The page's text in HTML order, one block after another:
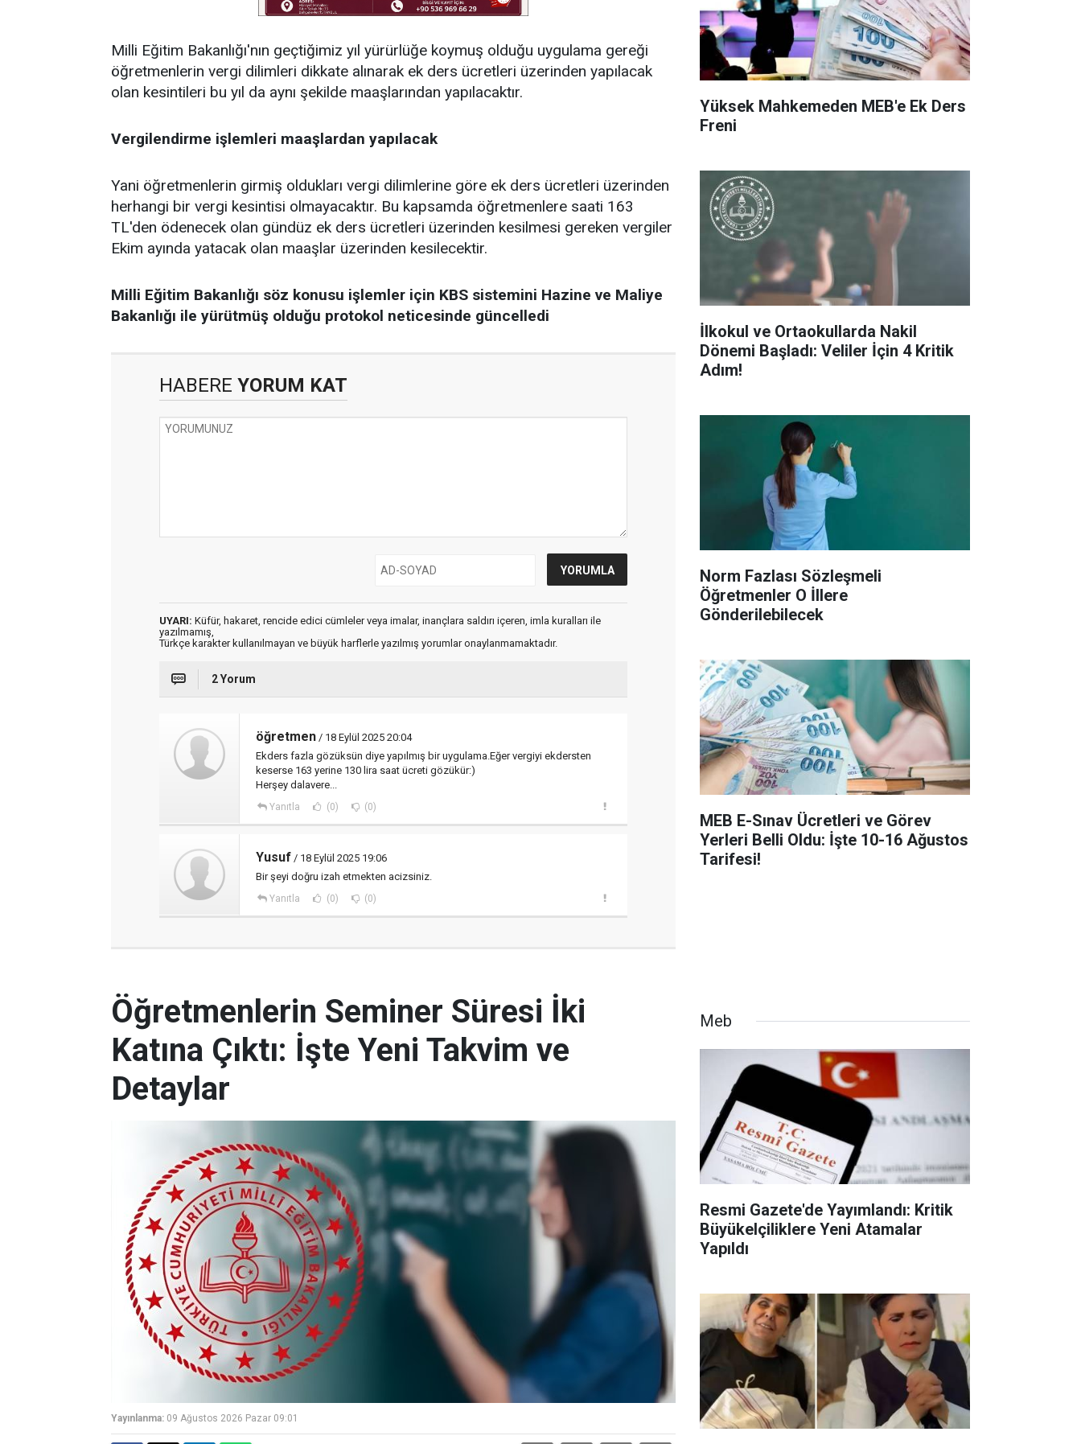
Milli Eğitim Bakanlığı'nın geçtiğimiz yıl yürürlüğe koymuş olduğu uygulama gereği
öğretmenlerin vergi dilimleri dikkate alınarak ek ders ücretleri üzerinden yapılacak
olan kesintileri bu yıl da aynı şekilde maaşlarından yapılacaktır.
Vergilendirme işlemleri maaşlardan yapılacak
Yani öğretmenlerin girmiş oldukları vergi dilimlerine göre ek ders ücretleri üzerinden
herhangi bir vergi kesintisi olmayacaktır. Bu kapsamda öğretmenlere saati 163
TL'den ödenecek olan gündüz ek ders ücretleri üzerinden kesilmesi gereken vergiler
Ekim ayında yatacak olan maaşlar üzerinden kesilecektir.
Milli Eğitim Bakanlığı söz konusu işlemler için KBS sistemini Hazine ve Maliye
Bakanlığı ile yürütmüş olduğu protokol neticesinde güncelledi
HABERE YORUM KAT
UYARI: Küfür, hakaret, rencide edici cümleler veya imalar, inançlara saldırı içeren, imla kuralları ile
yazılmamış,
Türkçe karakter kullanılmayan ve büyük harflerle yazılmış yorumlar onaylanmamaktadır.
2 Yorum
öğretmen / 18 Eylül 2025 20:04
Ekders fazla gözüksün diye yapılmış bir uygulama.Eğer vergiyi ekdersten
keserse 163 yerine 130 lira saat ücreti gözükür:)
Herşey dalavere...
Yanıtla (0) (0)
Yusuf / 18 Eylül 2025 19:06
Bir şeyi doğru izah etmekten acizsiniz.
Yanıtla (0) (0)
Yüksek Mahkemeden MEB'e Ek Ders
Freni
İlkokul ve Ortaokullarda Nakil
Dönemi Başladı: Veliler İçin 4 Kritik
Adım!
Norm Fazlası Sözleşmeli
Öğretmenler O İllere
Gönderilebilecek
MEB E-Sınav Ücretleri ve Görev
Yerleri Belli Oldu: İşte 10-16 Ağustos
Tarifesi!
Öğretmenlerin Seminer Süresi İki
Katına Çıktı: İşte Yeni Takvim ve
Detaylar
Yayınlanma: 09 Ağustos 2026 Pazar 09:01
Meb
Resmi Gazete'de Yayımlandı: Kritik
Büyükelçiliklere Yeni Atamalar
Yapıldı